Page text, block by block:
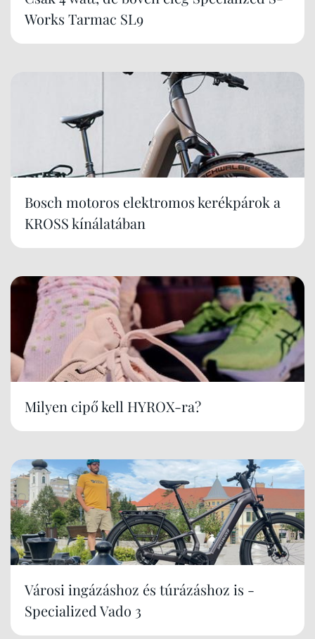
Works Tarmac SL9
Bosch motoros elektromos kerékpárok a
KROSS kínálatában
Milyen cipő kell HYROX-ra?
Városi ingázáshoz és túrázáshoz is -
Specialized Vado 3